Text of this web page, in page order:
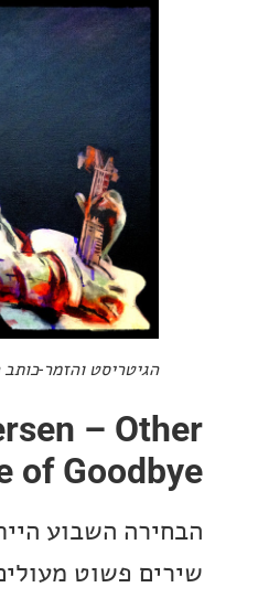
הגיטריסט והזמר-כותב הקנדי, Matt Andersen
Andersen –
Side of
השבוע הייתה לא
פשוט מעולים (כך